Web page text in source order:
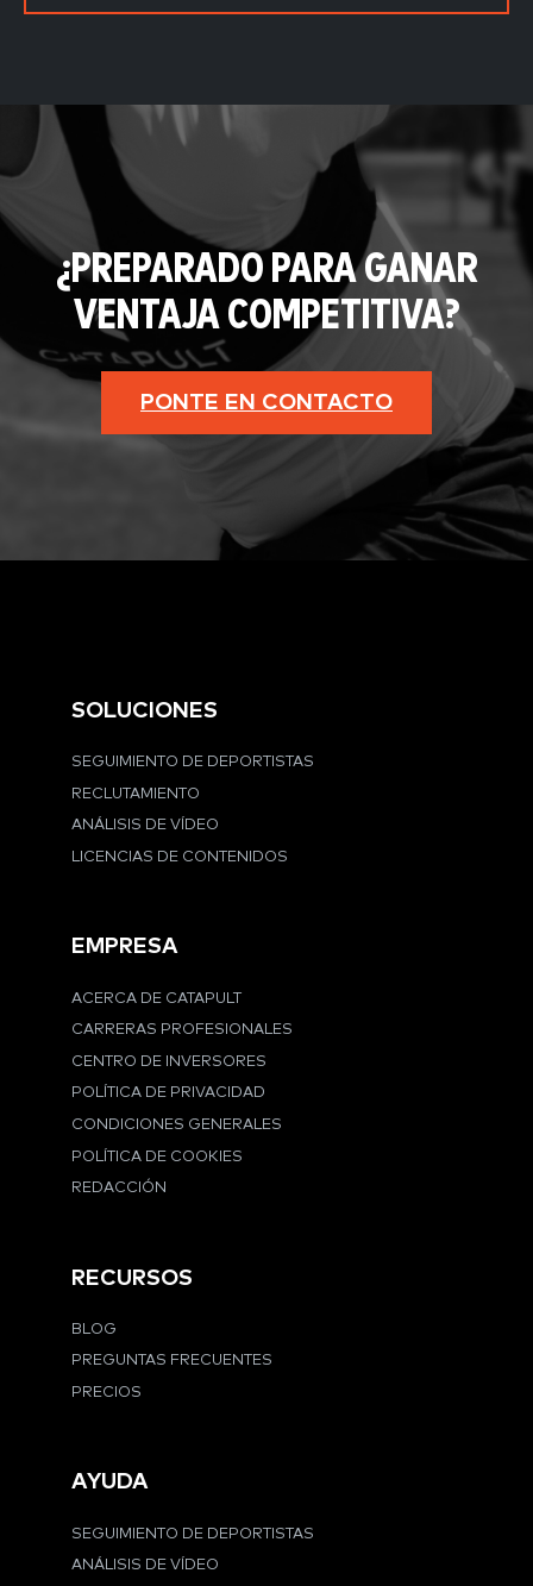
¿PREPARADO PARA GANAR
VENTAJA COMPETITIVA?
PONTE EN CONTACTO
SOLUCIONES
SEGUIMIENTO DE DEPORTISTAS
RECLUTAMIENTO
ANÁLISIS DE VÍDEO
LICENCIAS DE CONTENIDOS
EMPRESA
ACERCA DE CATAPULT
CARRERAS PROFESIONALES
CENTRO DE INVERSORES
POLÍTICA DE PRIVACIDAD
CONDICIONES GENERALES
POLÍTICA DE COOKIES
REDACCIÓN
RECURSOS
BLOG
PREGUNTAS FRECUENTES
PRECIOS
AYUDA
SEGUIMIENTO DE DEPORTISTAS
ANÁLISIS DE VÍDEO